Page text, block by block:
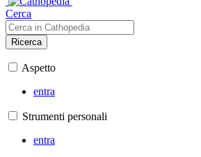
Cerca
Ricerca
Aspetto
entra
Strumenti personali
entra